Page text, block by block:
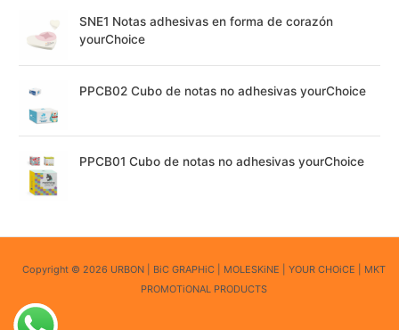
SNE1 Notas adhesivas en forma de corazón
yourChoice
PPCB02 Cubo de notas no adhesivas yourChoice
PPCB01 Cubo de notas no adhesivas yourChoice
Copyright © 2026 URBON | BiC GRAPHiC | MOLESKiNE | YOUR CHOiCE | MKT
PROMOTiONAL PRODUCTS